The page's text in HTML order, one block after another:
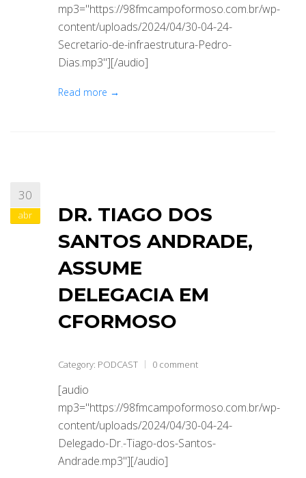
mp3="https://98fmcampoformoso.com.br/wp-
content/uploads/2024/04/30-04-24-
Secretario-de-infraestrutura-Pedro-
Dias.mp3"][/audio]
Read more →
30
abr
DR. TIAGO DOS
SANTOS ANDRADE,
ASSUME
DELEGACIA EM
CFORMOSO
Category: PODCAST 0 comment
[audio
mp3="https://98fmcampoformoso.com.br/wp-
content/uploads/2024/04/30-04-24-
Delegado-Dr.-Tiago-dos-Santos-
Andrade.mp3"][/audio]